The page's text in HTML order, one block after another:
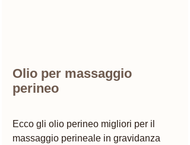
Olio per massaggio
perineo
Ecco gli olio perineo migliori per il
massaggio perineale in gravidanza